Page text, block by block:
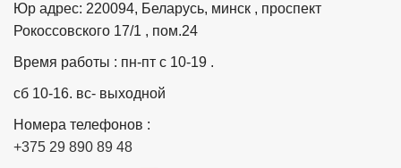
Юр адрес: 220094, Беларусь, минск , проспект
Рокоссовского 17/1 , пом.24
Время работы : пн-пт с 10-19 .
сб 10-16. вс- выходной
Номера телефонов :
+375 29 890 89 48